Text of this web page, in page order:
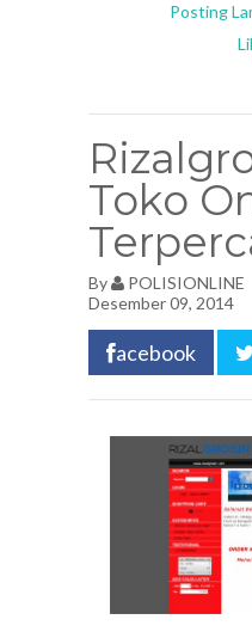
Posting
Toko
By POLISIONLINE
Desember 09, 2014
acebook